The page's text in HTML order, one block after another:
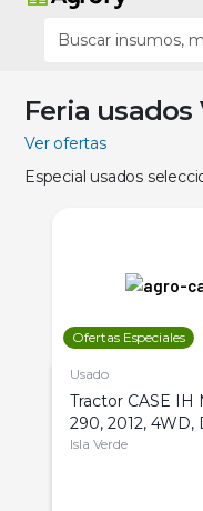
Feria
Ver ofertas
Especial usados
Ofertas Especiales
Usado
Tractor CASE IH
290, 2012, 4WD,
Isla Verde